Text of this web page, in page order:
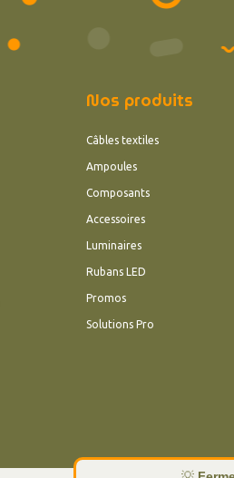
Nos produits
Câbles textiles
Ampoules
Composants
Accessoires
Luminaires
Rubans LED
Promos
Solutions Pro